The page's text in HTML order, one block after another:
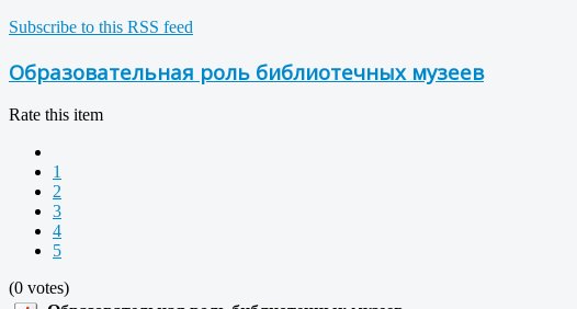
Subscribe to this RSS feed
Образовательная роль библиотечных музеев
Rate this item
1
2
3
4
5
(0 votes)